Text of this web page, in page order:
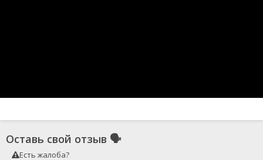
Оставь свой отзыв 🗣
Есть жалоба?